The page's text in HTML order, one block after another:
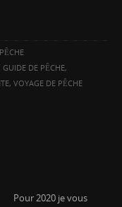
PÊCHE
GUIDE DE PÊCHE,
, VOYAGE DE PÊCHE
Pour 2020 je vous